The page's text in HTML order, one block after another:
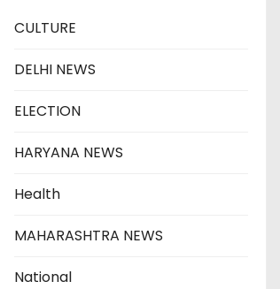
CULTURE
DELHI NEWS
ELECTION
HARYANA NEWS
Health
MAHARASHTRA NEWS
National